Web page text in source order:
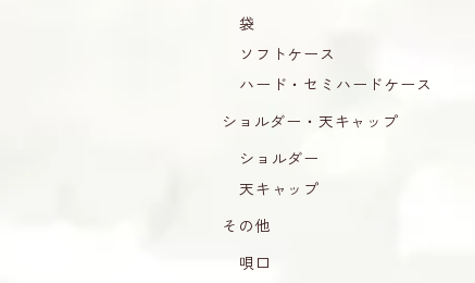
袋
ソフトケース
ハード・セミハードケース
ショルダー・天キャップ
ショルダー
天キャップ
その他
唄口